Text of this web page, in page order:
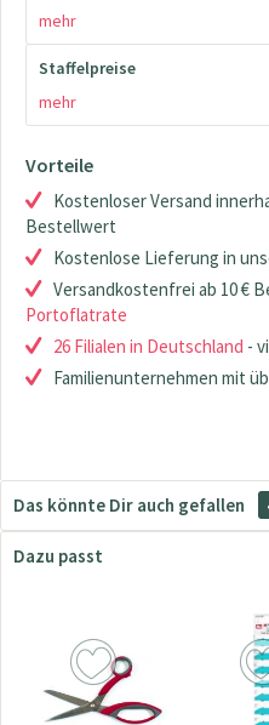
mehr
Staffelpreise
mehr
Vorteile
Kostenloser Versand
Bestellwert
Kostenlose Lieferung in
Versandkostenfrei ab 10 €
Portoflatrate
26 Filialen in Deutschland -
Familienunternehmen mit
Das könnte Dir auch gefallen
Dazu passt